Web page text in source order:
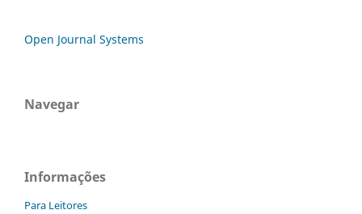
Open Journal Systems
Navegar
Informações
Para Leitores